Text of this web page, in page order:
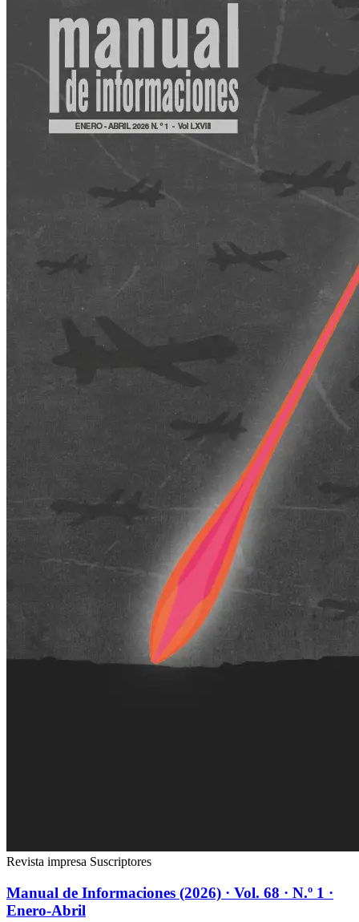
Revista impresa Suscriptores
Manual de Informaciones (2026) · Vol. 68 · N.º 1 ·
Enero-Abril